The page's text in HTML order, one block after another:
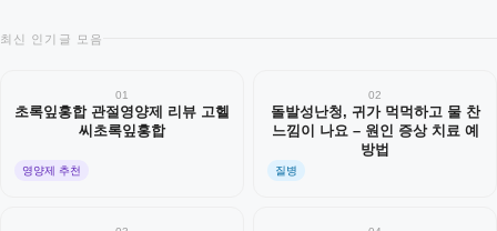
최신 인기글 모음
01
초록잎홍합 관절영양제 리뷰 고헬
씨초록잎홍합
영양제 추천
02
돌발성난청, 귀가 먹먹하고 물 찬
느낌이 나요 – 원인 증상 치료 예
방법
질병